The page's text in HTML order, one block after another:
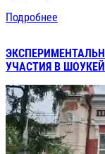
Подробнее
УЧАСТИЯ В